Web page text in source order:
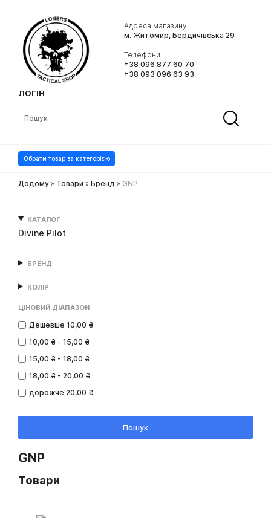
Адреса магазину:
м. Житомир, Бердичівська 29
Телефони:
+38 096 877 60 70
+38 093 096 63 93
ЛОГІН
Обрати товар за категорією
Додому » Товари » Бренд » GNP
КАТАЛОГ
Divine Pilot
БРЕНД
КОЛІР
ЦІНОВИЙ ДІАПАЗОН
Дешевше 10,00 ₴
10,00 ₴ - 15,00 ₴
15,00 ₴ - 18,00 ₴
18,00 ₴ - 20,00 ₴
дорожче 20,00 ₴
Пошук
GNP
Товари